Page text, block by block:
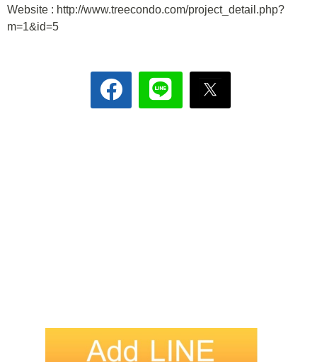
Website : http://www.treecondo.com/project_detail.php?
m=1&id=5